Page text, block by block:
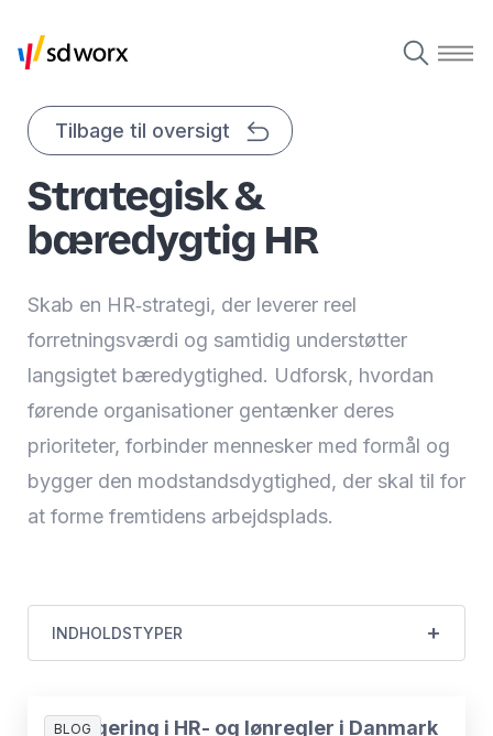
Tilbage til oversigt
Strategisk &
bæredygtig HR
Skab en HR‑strategi, der leverer reel
forretningsværdi og samtidig understøtter
langsigtet bæredygtighed. Udforsk, hvordan
førende organisationer gentænker deres
prioriteter, forbinder mennesker med formål og
bygger den modstandsdygtighed, der skal til for
at forme fremtidens arbejdsplads.
INDHOLDSTYPER
BLOG
Navigering i HR- og lønregler i Danmark